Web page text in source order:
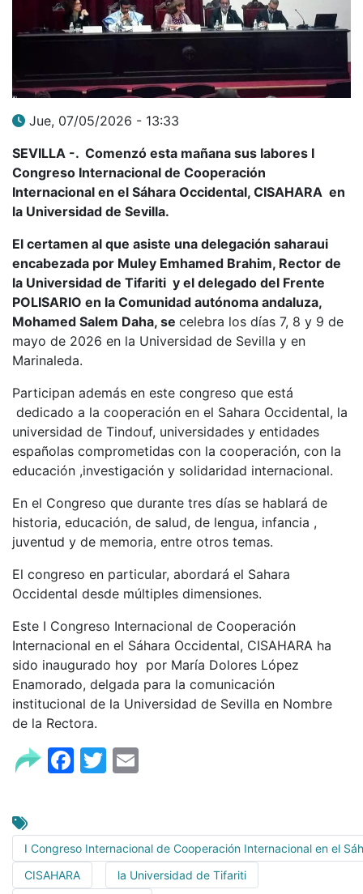
Jue, 07/05/2026 - 13:33
SEVILLA -. Comenzó esta mañana sus labores I
Congreso Internacional de Cooperación
Internacional en el Sáhara Occidental, CISAHARA en
la Universidad de Sevilla.
El certamen al que asiste una delegación saharaui
encabezada por Muley Emhamed Brahim, Rector de
la Universidad de Tifariti y el delegado del Frente
POLISARIO en la Comunidad autónoma andaluza,
Mohamed Salem Daha, se celebra los días 7, 8 y 9 de
mayo de 2026 en la Universidad de Sevilla y en
Marinaleda.
Participan además en este congreso que está
dedicado a la cooperación en el Sahara Occidental, la
universidad de Tindouf, universidades y entidades
españolas comprometidas con la cooperación, con la
educación ,investigación y solidaridad internacional.
En el Congreso que durante tres días se hablará de
historia, educación, de salud, de lengua, infancia ,
juventud y de memoria, entre otros temas.
El congreso en particular, abordará el Sahara
Occidental desde múltiples dimensiones.
Este I Congreso Internacional de Cooperación
Internacional en el Sáhara Occidental, CISAHARA ha
sido inaugurado hoy por María Dolores López
Enamorado, delgada para la comunicación
institucional de la Universidad de Sevilla en Nombre
de la Rectora.
Facebook
Twitter
I Congreso Internacional de Cooperación Internacional en el
CISAHARA
la Universidad de Tifariti